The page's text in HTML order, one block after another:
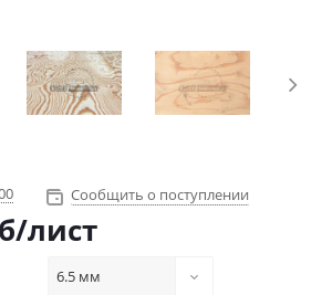
Сообщить о поступлении
/лист
6.5 мм